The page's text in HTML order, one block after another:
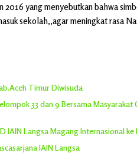
2016 yang menyebutkan bahwa
sekolah,,agar meningkat rasa
Timur Diwisuda
33 dan 9 Bersama
IAIN Langsa Magang Internasional ke
IAIN Langsa